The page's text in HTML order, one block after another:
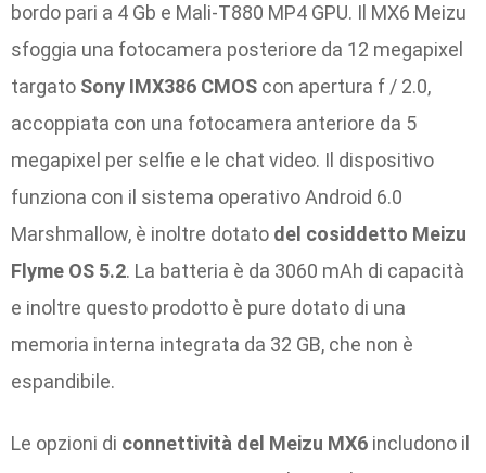
bordo pari a 4 Gb e Mali-T880 MP4 GPU. Il MX6 Meizu
sfoggia una fotocamera posteriore da 12 megapixel
targato Sony IMX386 CMOS con apertura f / 2.0,
accoppiata con una fotocamera anteriore da 5
megapixel per selfie e le chat video. Il dispositivo
funziona con il sistema operativo Android 6.0
Marshmallow, è inoltre dotato del cosiddetto Meizu
Flyme OS 5.2. La batteria è da 3060 mAh di capacità
e inoltre questo prodotto è pure dotato di una
memoria interna integrata da 32 GB, che non è
espandibile.
Le opzioni di connettività del Meizu MX6 includono il